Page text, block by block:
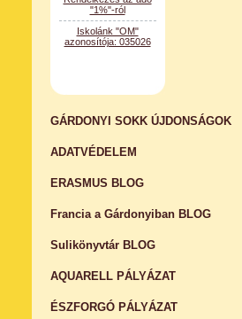
Iskolánk "OM"
azonosítója: 035026
GÁRDONYI SOKK ÚJDONSÁGOK
ADATVÉDELEM
ERASMUS BLOG
Francia a Gárdonyiban BLOG
Sulikönyvtár BLOG
AQUARELL PÁLYÁZAT
ÉSZFORGÓ PÁLYÁZAT